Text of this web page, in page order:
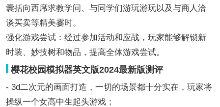
囊括向西席求教学问、与同学们游玩游玩以及与商人洽
谈买卖等精美霎时。
强化游戏尝试：经过参加活动和应战，玩家能够解锁新
时装、妙技树和物品，提高全体游戏尝试。
樱花校园模拟器英文版2024最新版测评
- 3d二次元的画面打造，一切的场景都十分实在，玩家将
操纵一个女高中生起头游戏；